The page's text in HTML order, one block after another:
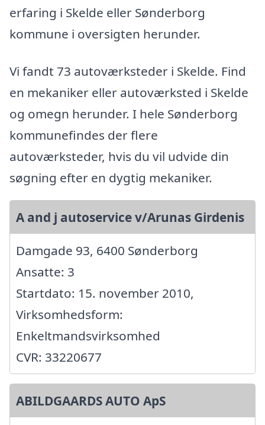
erfaring i Skelde eller Sønderborg
kommune i oversigten herunder.
Vi fandt 73 autoværksteder i Skelde. Find
en mekaniker eller autoværksted i Skelde
og omegn herunder. I hele Sønderborg
kommunefindes der flere
autoværksteder, hvis du vil udvide din
søgning efter en dygtig mekaniker.
A and j autoservice v/Arunas Girdenis
Damgade 93, 6400 Sønderborg
Ansatte: 3
Startdato: 15. november 2010,
Virksomhedsform:
Enkeltmandsvirksomhed
CVR: 33220677
ABILDGAARDS AUTO ApS